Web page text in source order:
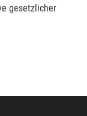
gesetzlicher